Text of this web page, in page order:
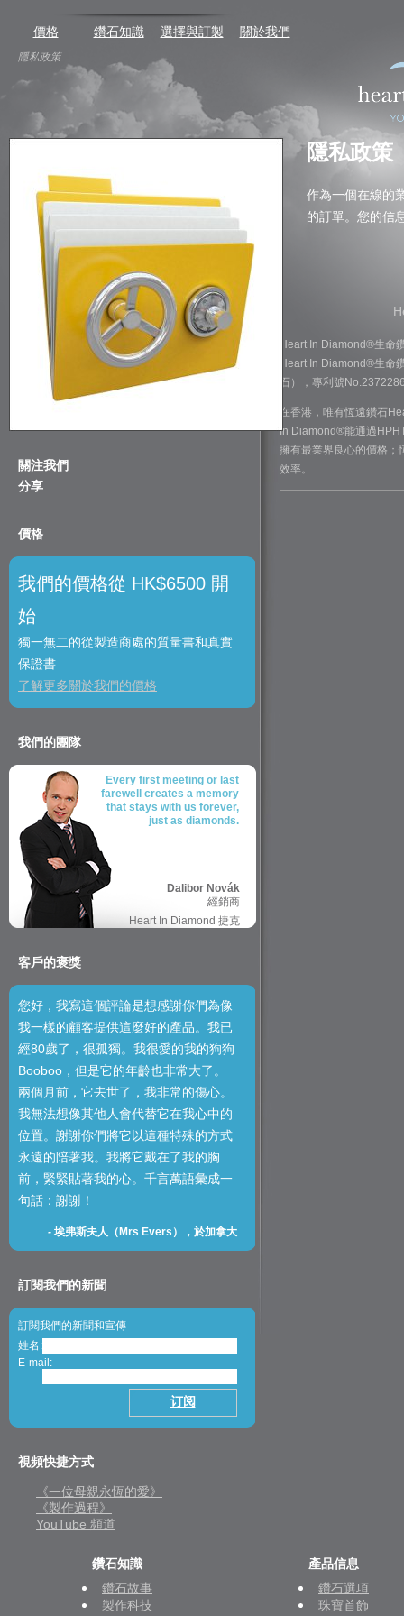
價格 鑽石知識 選擇與訂製 關於我們
隱私政策
關注我們
分享
價格
我們的價格從 HK$6500 開
始
獨一無二的從製造商處的質量書和真實
保證書
了解更多關於我們的價格
我們的團隊
Every first meeting or last
farewell creates a memory
that stays with us forever,
just as diamonds.
Dalibor Novák
經銷商
Heart In Diamond 捷克
客戶的褒獎
您好，我寫這個評論是想感謝你們為像
我一樣的顧客提供這麼好的產品。我已
經80歲了，很孤獨。我很愛的我的狗狗
Booboo，但是它的年齡也非常大了。
兩個月前，它去世了，我非常的傷心。
我無法想像其他人會代替它在我心中的
位置。謝謝你們將它以這種特殊的方式
永遠的陪著我。我將它戴在了我的胸
前，緊緊貼著我的心。千言萬語彙成一
句話：謝謝！
- 埃弗斯夫人（Mrs Evers），於加拿大
訂閱我們的新聞
訂閱我們的新聞和宣傳
姓名:
E-mail:
視頻快捷方式
《一位母親永恆的愛》
《製作過程》
YouTube 頻道
隱私政策
作為一個在線的
的訂單。您的信
Heart In Diamond®生命
Heart In Diamond®生命
石），專利號
在香港，唯有恆遠鑽石
In Diamond®能通過
擁有最業界良心的價格；
效率。
鑽石知識
鑽石故事
製作科技
產品信息
鑽石選項
珠寶首飾